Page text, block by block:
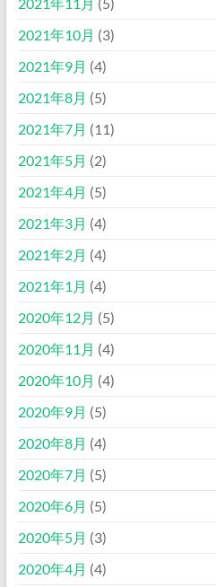
2021年10月 (3)
2021年9月 (4)
2021年8月 (5)
2021年7月 (11)
2021年5月 (2)
2021年4月 (5)
2021年3月 (4)
2021年2月 (4)
2021年1月 (4)
2020年12月 (5)
2020年11月 (4)
2020年10月 (4)
2020年9月 (5)
2020年8月 (4)
2020年7月 (5)
2020年6月 (5)
2020年5月 (3)
2020年4月 (4)